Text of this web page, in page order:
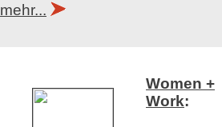
mehr...
Women +
Work: